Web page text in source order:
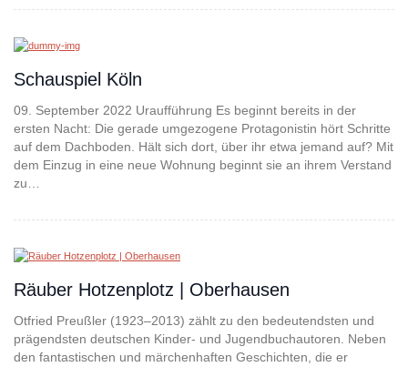
Schauspiel Köln
09. September 2022 Uraufführung Es beginnt bereits in der
ersten Nacht: Die gerade umgezogene Protagonistin hört Schritte
auf dem Dachboden. Hält sich dort, über ihr etwa jemand auf? Mit
dem Einzug in eine neue Wohnung beginnt sie an ihrem Verstand
zu…
Räuber Hotzenplotz | Oberhausen
Otfried Preußler (1923–2013) zählt zu den bedeutendsten und
prägendsten deutschen Kinder- und Jugendbuchautoren. Neben
den fantastischen und märchenhaften Geschichten, die er